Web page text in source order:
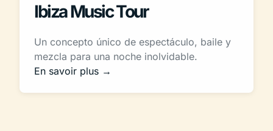
Ibiza Music Tour
Un concepto único de espectáculo, baile y
mezcla para una noche inolvidable.
En savoir plus →